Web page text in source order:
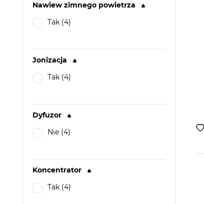
Nawiew zimnego powietrza
Tak (4)
Jonizacja
Tak (4)
Dyfuzor
Nie (4)
Koncentrator
Tak (4)